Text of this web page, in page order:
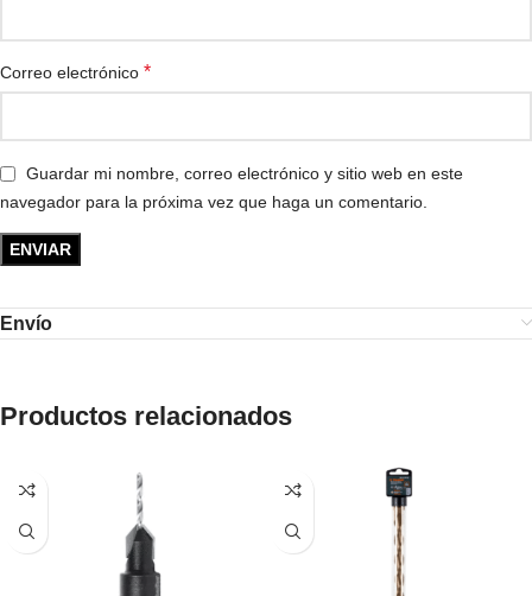
Correo electrónico *
Guardar mi nombre, correo electrónico y sitio web en este
navegador para la próxima vez que haga un comentario.
Envío
Productos relacionados